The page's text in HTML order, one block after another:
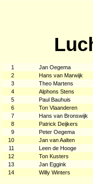
1
Jan Oegema
2
Hans van Marwijk
3
Theo Martens
4
Alphons Stens
5
Paul Bauhuis
6
Ton Vlaanderen
7
Hans van Bronswijk
8
Patrick Deijkers
9
Peter Oegema
10
Jan van Aalten
11
Leen de Hooge
12
Ton Kusters
13
Jan Eggink
14
Willy Winters